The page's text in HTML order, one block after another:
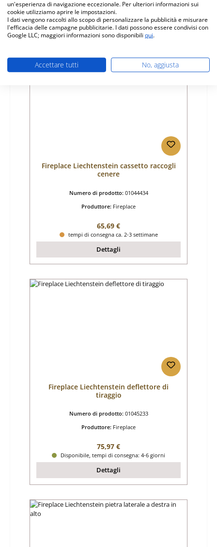
Prezzo normale:
198,45 €
Disponibile, tempi di consegna: 4-6 giorni
Dettagli
Fireplace Liechtenstein cassetto raccogli
cenere
Numero di prodotto: 01044434
Produttore: Fireplace
Prezzo normale:
65,69 €
tempi di consegna ca. 2-3 settimane
Dettagli
Fireplace Liechtenstein deflettore di
tiraggio
Numero di prodotto: 01045233
Produttore: Fireplace
Prezzo normale:
75,97 €
Disponibile, tempi di consegna: 4-6 giorni
Dettagli
un'esperienza di navigazione eccezionale. Per ulteriori informazioni sui
cookie utilizziamo aprire le impostazioni.
I dati vengono raccolti allo scopo di personalizzare la pubblicità e misurare
l'efficacia delle campagne pubblicitarie. I dati possono essere condivisi con
Google LLC; maggiori informazioni sono disponibili qui.
Accettare tutti No, aggiusta